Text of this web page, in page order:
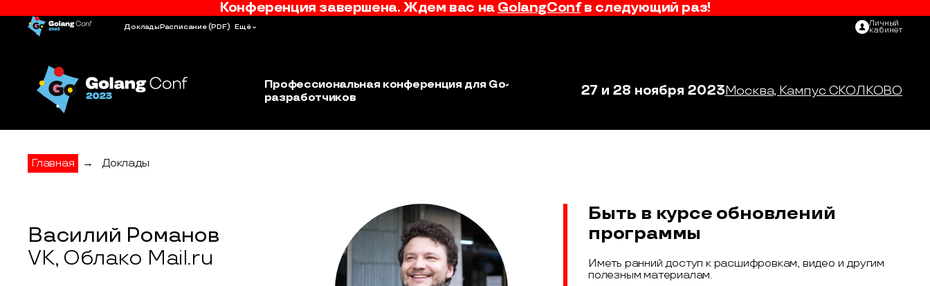
Конференция завершена. Ждем вас на GolangConfв следующий раз!
Доклады Расписание(PDF) Ещё Личный
кабинет
Профессиональная конференция для Go-
разработчиков
27 и 28 ноября 2023Москва, Кампус СКОЛКОВО
Главная → Доклады
Василий Романов
VK, Облако Mail.ru
Быть в курсе обновлений
программы
Иметь ранний доступ к расшифровкам, видео и другим
полезным материалам.